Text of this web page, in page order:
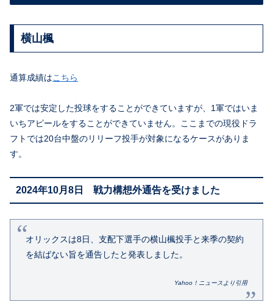
横山楓
通算成績はこちら
2軍では安定した投球をすることができていますが、1軍ではいま
いちアピールをすることができていません。ここまでの現役ドラ
フトでは20台中盤のリリーフ投手が対象になるケースがありま
す。
2024年10月8日 戦力構想外通告を受けました
オリックスは8日、支配下選手の横山楓投手と来季の契約
を結ばない旨を通告したと発表しました。
Yahoo！ニュースより引用